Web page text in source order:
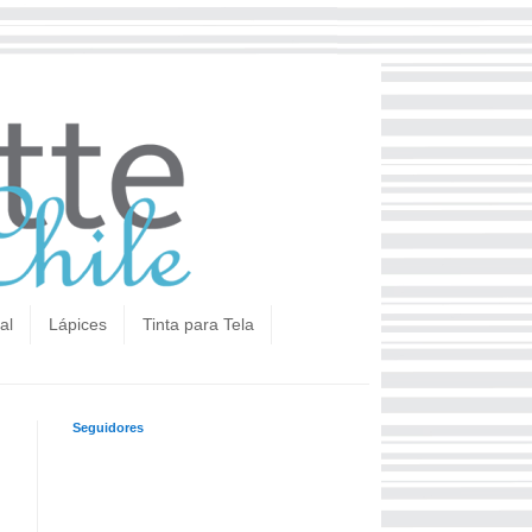
Lápices Tinta para Tela
Seguidores